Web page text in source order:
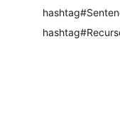
hashtag#
hashtag#